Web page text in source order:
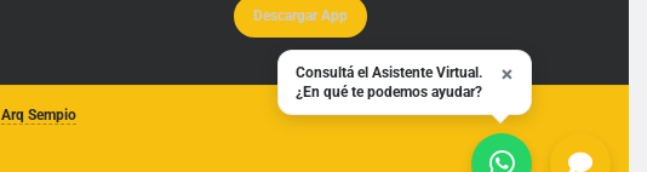
Descargar App
Arq Sempio
Consultá el Asistente Virtual.
¿En qué te podemos ayudar?
×